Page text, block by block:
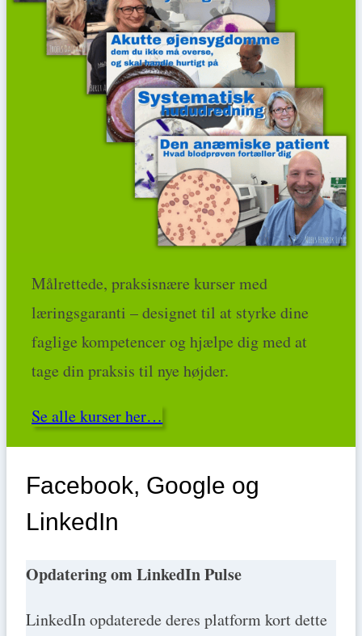
Målrettede, praksisnære kurser med
læringsgaranti – designet til at styrke dine
faglige kompetencer og hjælpe dig med at
tage din praksis til nye højder.
Se alle kurser her…
Facebook, Google og
LinkedIn
Opdatering om LinkedIn Pulse
LinkedIn opdaterede deres platform kort dette